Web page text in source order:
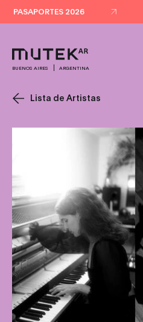
PASAPORTES 2026
BUENOS AIRES ARGENTINA
Lista de Artistas